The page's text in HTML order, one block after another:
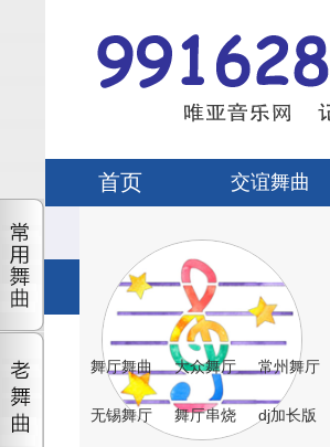
首页 交谊舞曲
舞厅舞曲 大众舞厅 常州舞厅
无锡舞厅 舞厅串烧 dj加长版